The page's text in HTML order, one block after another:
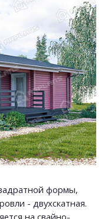
формы,
- двухскатная.
на свайно-